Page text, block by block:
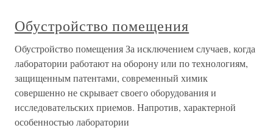
Обустройство помещения
Обустройство помещения За исключением случаев, когда
лаборатории работают на оборону или по технологиям,
защищенным патентами, современный химик
совершенно не скрывает своего оборудования и
исследовательских приемов. Напротив, характерной
особенностью лаборатории